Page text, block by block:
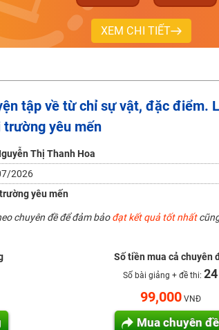
XEM CHI TIẾT
25 điểm
(Từ 16-18/07/2025)
giỏi và nổi tiếng
tập về từ chỉ sự vật, đặc điểm.
yêu mến
Thị Thanh Hoa
2026
yêu mến
chuyên đề để đảm bảođạt kết quả tốt nhất
Số tiền mua cả chuyên
Số bài giảng + đề thi: 24
99,000VNĐ
Mua chuyên đề